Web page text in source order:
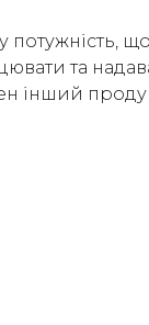
та
інший